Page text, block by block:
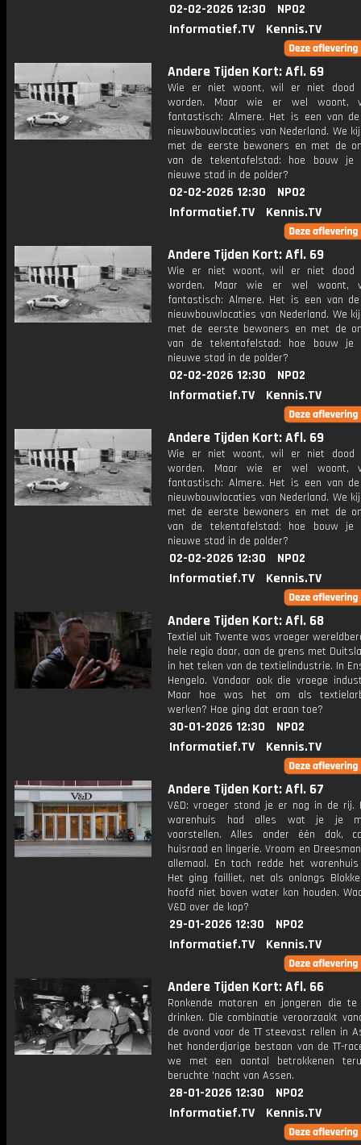
02-02-2026 12:30
NPO2
Informatief.TV
Kennis.TV
Andere Tijden Kort: Afl. 69
Wie er niet woont, wil er niet dood
worden. Maar wie er wel woont,
fantastisch: Almere. Het is een van
nieuwbouwlocaties van Nederland. We
met de eerste bewoners en met de
van de tekentafelstad: hoe bouw je
nieuwe stad in de polder?
02-02-2026 12:30
NPO2
Informatief.TV
Kennis.TV
Andere Tijden Kort: Afl. 69
Wie er niet woont, wil er niet dood
worden. Maar wie er wel woont,
fantastisch: Almere. Het is een van
nieuwbouwlocaties van Nederland. We
met de eerste bewoners en met de
van de tekentafelstad: hoe bouw je
nieuwe stad in de polder?
02-02-2026 12:30
NPO2
Informatief.TV
Kennis.TV
Andere Tijden Kort: Afl. 69
Wie er niet woont, wil er niet dood
worden. Maar wie er wel woont,
fantastisch: Almere. Het is een van
nieuwbouwlocaties van Nederland. We
met de eerste bewoners en met de
van de tekentafelstad: hoe bouw je
nieuwe stad in de polder?
02-02-2026 12:30
NPO2
Informatief.TV
Kennis.TV
Andere Tijden Kort: Afl. 68
Textiel uit Twente was vroeger
hele regio daar, aan de grens met
in het teken van de textielindustrie. In
Hengelo. Vandaar ook die vroege
Maar hoe was het om als
werken? Hoe ging dat eraan toe?
30-01-2026 12:30
NPO2
Informatief.TV
Kennis.TV
Andere Tijden Kort: Afl. 67
V&D: vroeger stond je er nog in de rij.
warenhuis had alles wat je je
voorstellen. Alles onder één dak,
huisraad en lingerie. Vroom en
allemaal. En toch redde het
Het ging failliet, net als onlangs
hoofd niet boven water kon houden.
V&D over de kop?
29-01-2026 12:30
NPO2
Informatief.TV
Kennis.TV
Andere Tijden Kort: Afl. 66
Ronkende motoren en jongeren die
drinken. Die combinatie veroorzaakt
de avond voor de TT steevast rellen in
het honderdjarige bestaan van de TT-
we met een aantal betrokkenen
beruchte 'nacht van Assen.
28-01-2026 12:30
NPO2
Informatief.TV
Kennis.TV